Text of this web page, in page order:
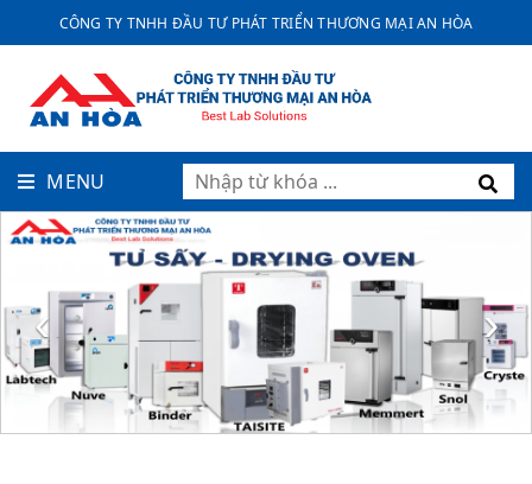
CÔNG TY TNHH ĐẦU TƯ PHÁT TRIỂN THƯƠNG MẠI AN HÒA
MENU
‹ ›